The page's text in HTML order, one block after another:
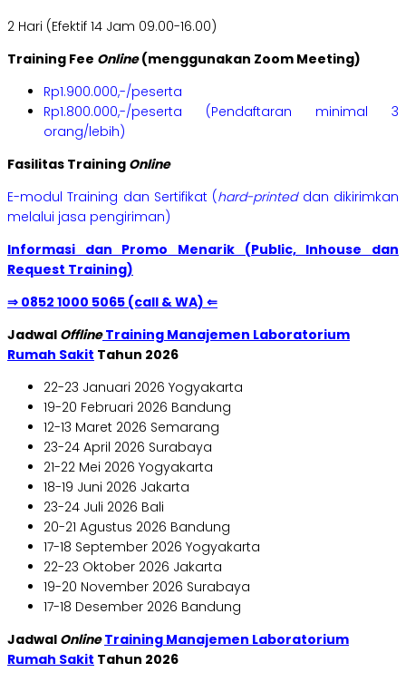
2 Hari (Efektif 14 Jam 09.00-16.00)
Training Fee Online(menggunakan Zoom Meeting)
Rp1.900.000,-/peserta
Rp1.800.000,-/peserta (Pendaftaran minimal 3
orang/lebih)
Fasilitas Training Online
E-modul Training dan Sertifikat (hard-printeddan dikirimkan
melalui jasa pengiriman)
Informasi dan Promo Menarik (Public, Inhouse dan
Request Training)
⇒ 0852 1000 5065 (call & WA) ⇐
Jadwal OfflineTraining Manajemen Laboratorium
Rumah Sakit Tahun 2026
22-23 Januari 2026 Yogyakarta
19-20 Februari 2026 Bandung
12-13 Maret 2026 Semarang
23-24 April 2026 Surabaya
21-22 Mei 2026 Yogyakarta
18-19 Juni 2026 Jakarta
23-24 Juli 2026 Bali
20-21 Agustus 2026 Bandung
17-18 September 2026 Yogyakarta
22-23 Oktober 2026 Jakarta
19-20 November 2026 Surabaya
17-18 Desember 2026 Bandung
Jadwal Online Training Manajemen Laboratorium
Rumah Sakit Tahun 2026